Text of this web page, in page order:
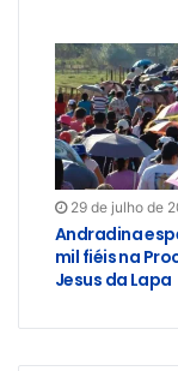
29 de julho de
Andradina
mil fiéis na
Jesus da Lapa